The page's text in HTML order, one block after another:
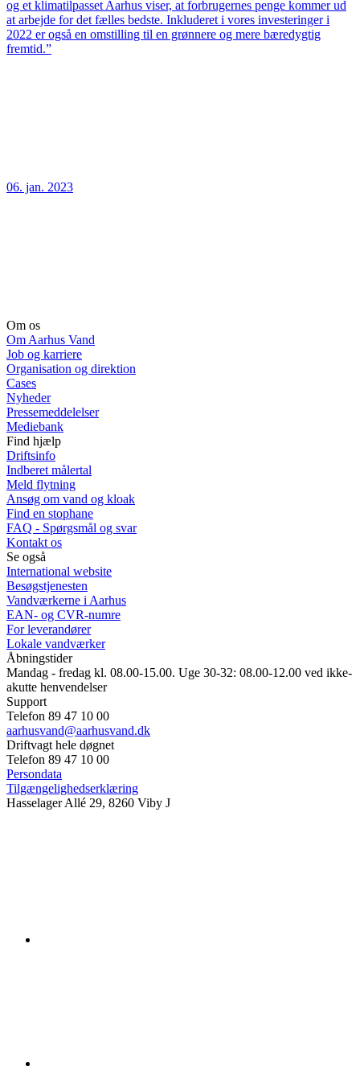
og et klimatilpasset Aarhus viser, at forbrugernes penge kommer ud
at arbejde for det fælles bedste. Inkluderet i vores investeringer i
2022 er også en omstilling til en grønnere og mere bæredygtig
fremtid.”
06. jan. 2023
Om os
Om Aarhus Vand
Job og karriere
Organisation og direktion
Cases
Nyheder
Pressemeddelelser
Mediebank
Find hjælp
Driftsinfo
Indberet målertal
Meld flytning
Ansøg om vand og kloak
Find en stophane
FAQ - Spørgsmål og svar
Kontakt os
Se også
International website
Besøgstjenesten
Vandværkerne i Aarhus
EAN- og CVR-numre
For leverandører
Lokale vandværker
Åbningstider
Mandag - fredag kl. 08.00-15.00. Uge 30-32: 08.00-12.00 ved ikke-
akutte henvendelser
Support
Telefon 89 47 10 00
aarhusvand@aarhusvand.dk
Driftvagt hele døgnet
Telefon 89 47 10 00
Persondata
Tilgængelighedserklæring
Hasselager Allé 29, 8260 Viby J